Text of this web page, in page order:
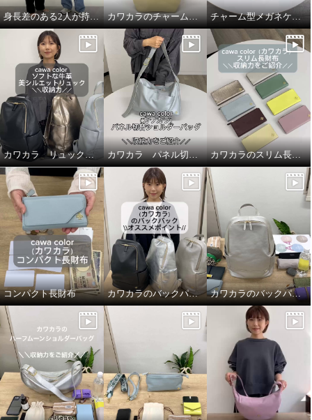
身長差のある2人が持ってみました！ カワカラのチャーム付きトートバッグのアレンジ紹介 チャーム型メガネケースの使い方動画
カワカラ リュックの収納力をご紹介 カワカラ パネル切替ショルダーバッグの収納力 カワカラのスリム長財布のオススメポイント
コンパクト長財布 カワカラのバックパックのオススメポイントをご紹介 カワカラのバックパックの収納力をご紹介！